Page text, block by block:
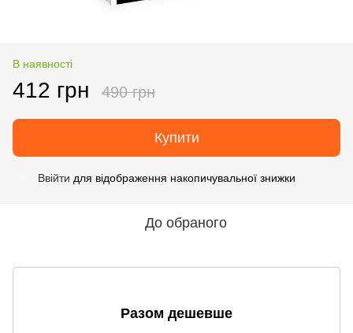
В наявності
412 грн 490 грн
Купити
Ввійти для відображення накопичувальної знижки
До обраного
Разом дешевше